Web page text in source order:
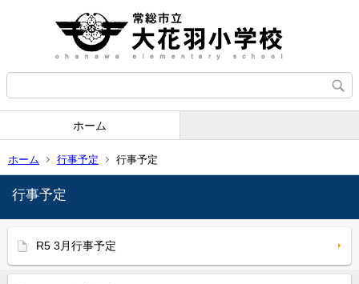
ホーム
ホーム 行事予定 行事予定
行事予定
R5 3月行事予定